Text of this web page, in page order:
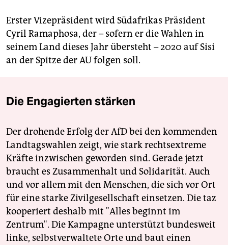
Erster Vizepräsident wird Südafrikas Präsident
Cyril Ramaphosa, der – sofern er die Wahlen in
seinem Land dieses Jahr übersteht – 2020 auf Sisi
an der Spitze der AU folgen soll.
Die Engagierten stärken
Der drohende Erfolg der AfD bei den kommenden
Landtagswahlen zeigt, wie stark rechtsextreme
Kräfte inzwischen geworden sind. Gerade jetzt
braucht es Zusammenhalt und Solidarität. Auch
und vor allem mit den Menschen, die sich vor Ort
für eine starke Zivilgesellschaft einsetzen. Die taz
kooperiert deshalb mit "Alles beginnt im
Zentrum". Die Kampagne unterstützt bundesweit
linke, selbstverwaltete Orte und baut einen